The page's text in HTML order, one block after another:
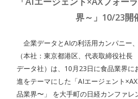
界～」10/23開
企業データとAIの利活用カンパニー
（本社：東京都港区、代表取締役社
データ社）は、10月23日に食品業界に
進をテーマにした「AIエージェント
品業界〜」 を大手町の日経カンファレ